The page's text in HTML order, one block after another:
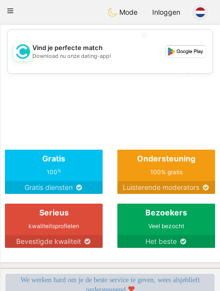
olombiaCitas
Toggle
Mode Inloggen
💖
💕
Vind je perfecte match
Download nu onze dating-app!
Gratis
100%
Gratis diensten
Ondersteuning
100% gratis
Luisterende moderators
Serieus
kwaliteitsprofielen
Bevestigde kwaliteit
Bezoekers
Veel bezocht
Het beste
We werken hard om je de beste service te geven, wees alsjeblieft